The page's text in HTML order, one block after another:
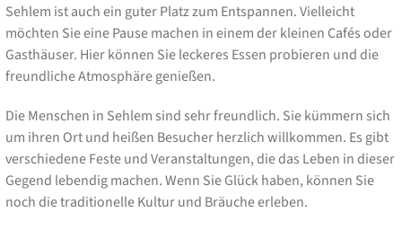
Sehlem ist auch ein guter Platz zum Entspannen. Vielleicht
möchten Sie eine Pause machen in einem der kleinen Cafés oder
Gasthäuser. Hier können Sie leckeres Essen probieren und die
freundliche Atmosphäre genießen.
Die Menschen in Sehlem sind sehr freundlich. Sie kümmern sich
um ihren Ort und heißen Besucher herzlich willkommen. Es gibt
verschiedene Feste und Veranstaltungen, die das Leben in dieser
Gegend lebendig machen. Wenn Sie Glück haben, können Sie
noch die traditionelle Kultur und Bräuche erleben.